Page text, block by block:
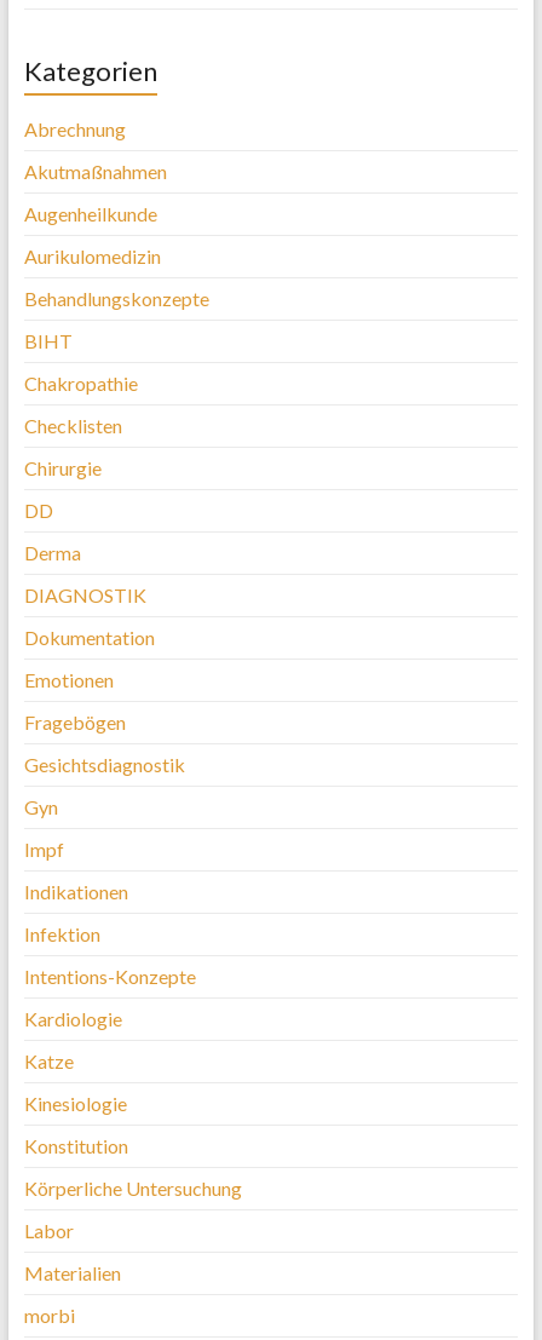
Kategorien
Abrechnung
Akutmaßnahmen
Augenheilkunde
Aurikulomedizin
Behandlungskonzepte
BIHT
Chakropathie
Checklisten
Chirurgie
DD
Derma
DIAGNOSTIK
Dokumentation
Emotionen
Fragebögen
Gesichtsdiagnostik
Gyn
Impf
Indikationen
Infektion
Intentions-Konzepte
Kardiologie
Katze
Kinesiologie
Konstitution
Körperliche Untersuchung
Labor
Materialien
morbi